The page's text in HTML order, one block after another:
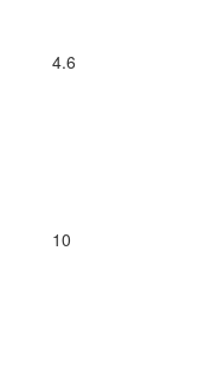
4.6
10